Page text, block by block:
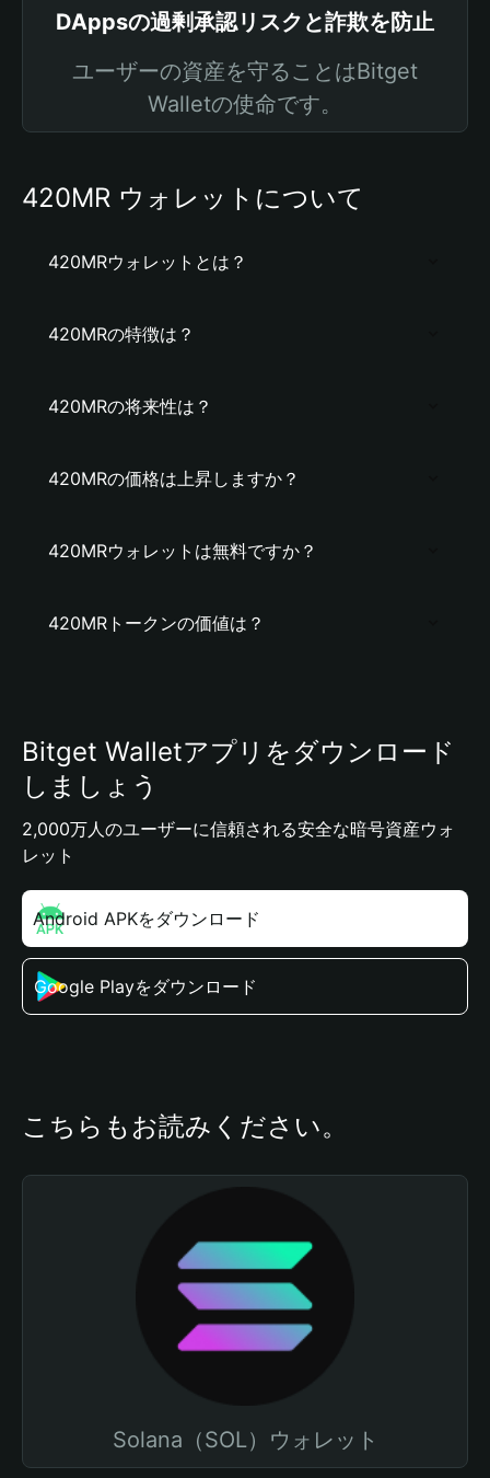
DAppsの過剰承認リスクと詐欺を防止
ユーザーの資産を守ることはBitget
Walletの使命です。
420MR ウォレットについて
420MRウォレットとは？
420MRの特徴は？
420MRの将来性は？
420MRの価格は上昇しますか？
420MRウォレットは無料ですか？
420MRトークンの価値は？
Bitget Walletアプリをダウンロード
しましょう
2,000万人のユーザーに信頼される安全な暗号資産ウォ
レット
Android APKをダウンロード
Google Playをダウンロード
こちらもお読みください。
Solana（SOL）ウォレット